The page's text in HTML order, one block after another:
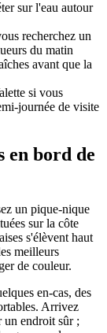
sur l'eau autour
recherchez un
du matin
avant que la
si vous
journée de visite
en bord de
un pique-nique
sur la côte
s'élèvent haut
meilleurs
de couleur.
en-cas, des
Arrivez
endroit sûr ;